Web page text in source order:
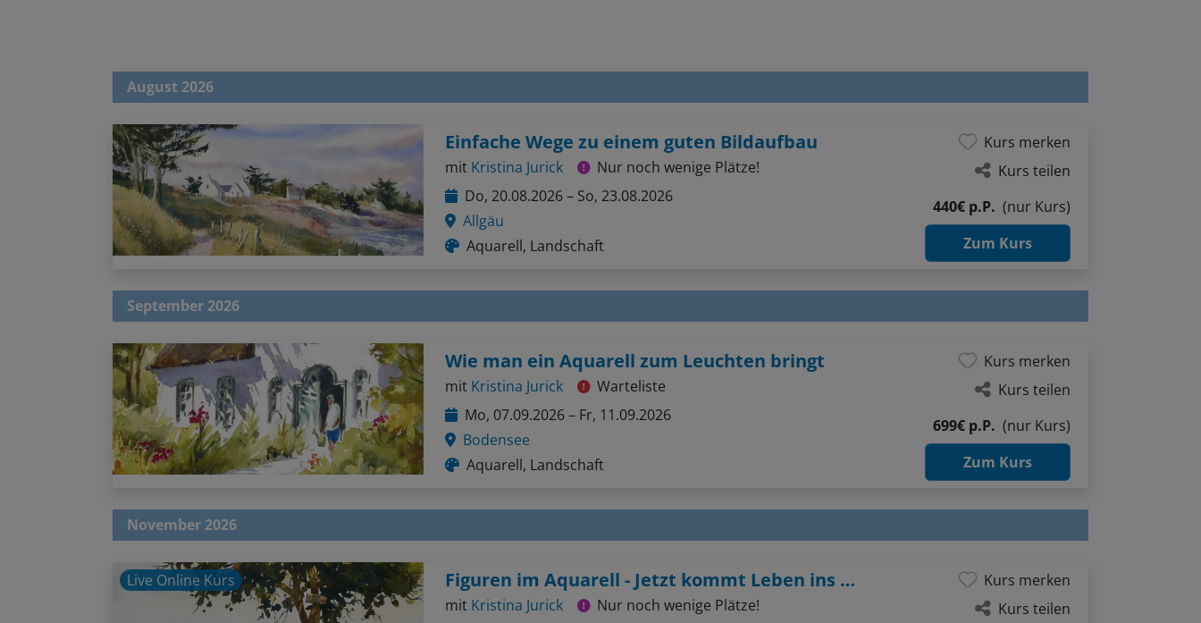
August 2026
Einfache Wege zu einem guten Bildaufbau
mit Kristina Jurick
Nur noch wenige Plätze!
Do, 20.08.2026 – So, 23.08.2026
Allgäu
Aquarell, Landschaft
Kurs merken
Kurs teilen
440€ p.P.
(nur Kurs)
Zum Kurs
September 2026
Wie man ein Aquarell zum Leuchten bringt
mit Kristina Jurick
Warteliste
Mo, 07.09.2026 – Fr, 11.09.2026
Bodensee
Aquarell, Landschaft
Kurs merken
Kurs teilen
699€ p.P.
(nur Kurs)
Zum Kurs
November 2026
Live Online Kurs
mit Kristina Jurick
Nur noch wenige Plätze!
Kurs merken
Kurs teilen